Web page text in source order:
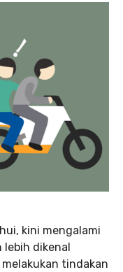
kini mengalami
lebih dikenal
tindakan